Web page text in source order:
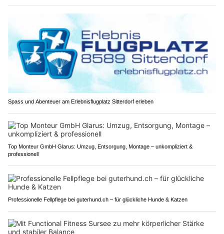
Spass und Abenteuer am Erlebnisflugplatz Sitterdorf erleben
Top Monteur GmbH Glarus: Umzug, Entsorgung, Montage – unkompliziert &
professionell
Professionelle Fellpflege bei guterhund.ch – für glückliche Hunde & Katzen